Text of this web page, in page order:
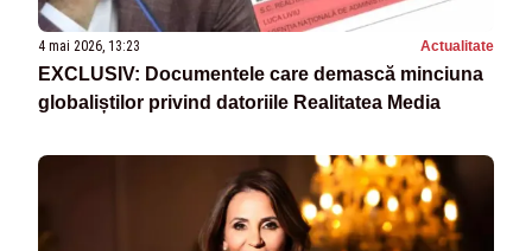
4 mai 2026, 13:23 Actualitate
EXCLUSIV: Documentele care demască minciuna
globaliștilor privind datoriile Realitatea Media